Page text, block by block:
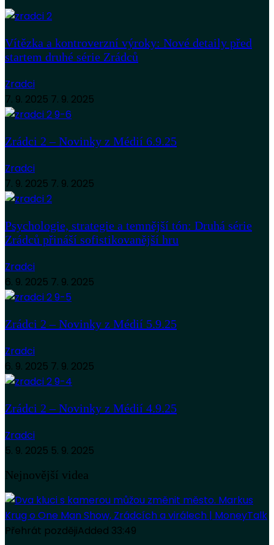
Vítězka a kontroverzní výroky: Nové detaily před
startem druhé série Zrádců
Zradci
7. 9. 2025 7. 9. 2025
Zrádci 2 – Novinky z Médií 6.9.25
Zradci
7. 9. 2025 7. 9. 2025
Psychologie, strategie a temnější tón: Druhá série
Zrádců přináší sofistikovanější hru
Zradci
6. 9. 2025 7. 9. 2025
Zrádci 2 – Novinky z Médií 5.9.25
Zradci
6. 9. 2025 7. 9. 2025
Zrádci 2 – Novinky z Médií 4.9.25
Zradci
5. 9. 2025 5. 9. 2025
Nejnovější videa
Přehrát pozdějiAdded 33:49